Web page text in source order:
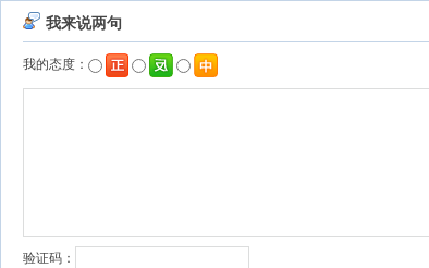
我来说两句
我的态度：
验证码：